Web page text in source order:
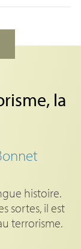
la
histoire.
sortes, il est
terrorisme.